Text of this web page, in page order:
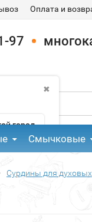
Оплата и
97
✖
город
Смычковые
Сурдины для духовых